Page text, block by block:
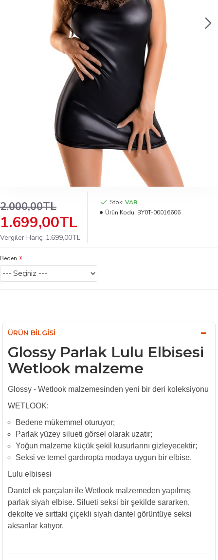
1.699,00TL
2.000,00TL
Vergiler Hariç: 1.699,00TL
Stok: VAR
Ürün Kodu: BY0T-00016606
Beden
ÜRÜN BILGISI
Glossy Parlak Lulu Elbisesi
Wetlook malzeme
Glossy - Wetlook malzemesinden yeni bir deri koleksiyonu
WETLOOK:
Bedene mükemmel oturuyor;
Parlak yüzey silueti görsel olarak uzatır;
Yoğun malzeme küçük şekil kusurlarını gizleyecektir;
Seksi ve temel gardıropta modaya uygun bir elbise.
Lulu elbisesi
Dantel ek parçaları ile Wetlook malzemeden yapılmış
parlak siyah elbise. Silueti seksi bir şekilde sararken,
dekolte ve sırttaki çiçekli siyah dantel görüntüye seksi
aksanlar katıyor.